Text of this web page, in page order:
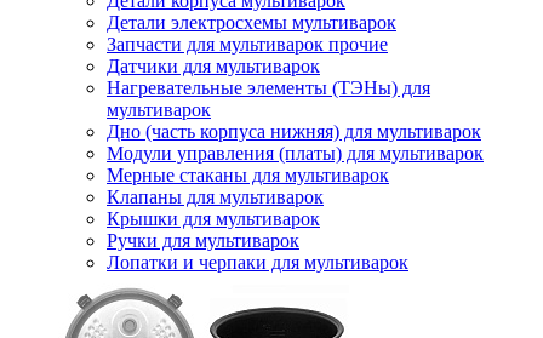
Детали электросхемы мультиварок
Запчасти для мультиварок прочие
Датчики для мультиварок
Нагревательные элементы (ТЭНы) для
мультиварок
Дно (часть корпуса нижняя) для мультиварок
Модули управления (платы) для мультиварок
Мерные стаканы для мультиварок
Клапаны для мультиварок
Крышки для мультиварок
Ручки для мультиварок
Лопатки и черпаки для мультиварок